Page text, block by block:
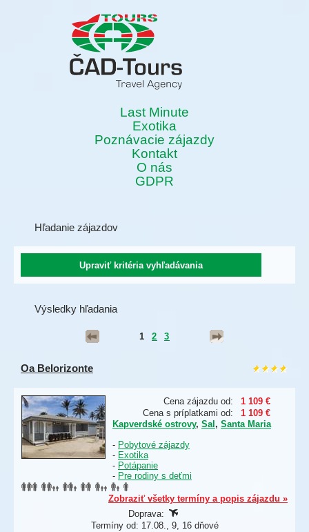
Last Minute
Exotika
Poznávacie zájazdy
Kontakt
O nás
GDPR
Hľadanie zájazdov
Výsledky hľadania
1 2 3
Oa Belorizonte
Cena zájazdu od:
1 109 €
Cena s príplatkami od:
1 109 €
Kapverdské ostrovy, Sal , Santa Maria
- Pobytové zájazdy
- Exotika
- Potápanie
- Pre rodiny s deťmi
Zobraziť všetky termíny a popis zájazdu »
Doprava:
Termíny od: 17.08., 9, 16 dňové